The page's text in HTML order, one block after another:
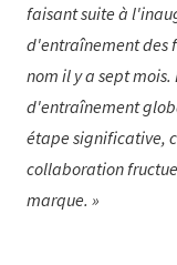
faisant suite à
d'entraînement des
nom il y a sept
d'entraînement
étape significative,
collaboration
marque.